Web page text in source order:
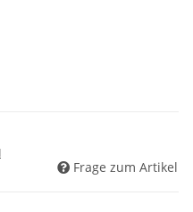
Frage zum Artikel